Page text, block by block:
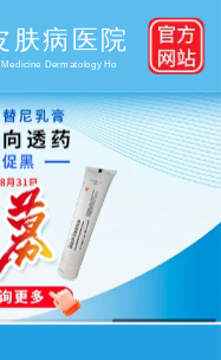
肤病医院
Dermatology Ho